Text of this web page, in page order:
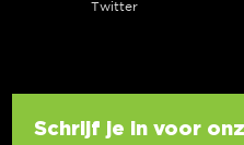
Twitter
Schrijf je in voor